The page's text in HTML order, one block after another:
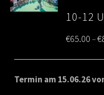
10-12
€65.00–€
Termin am 15.06.26